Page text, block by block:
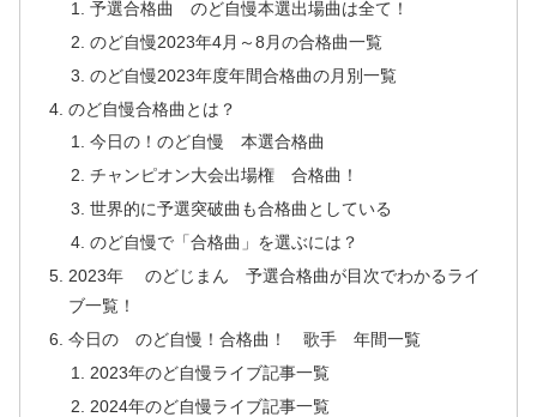
予選合格曲 のど自慢本選出場曲は全て！
のど自慢2023年4月～8月の合格曲一覧
のど自慢2023年度年間合格曲の月別一覧
のど自慢合格曲とは？
今日の！のど自慢 本選合格曲
チャンピオン大会出場権 合格曲！
世界的に予選突破曲も合格曲としている
のど自慢で「合格曲」を選ぶには？
2023年 のどじまん 予選合格曲が目次でわかるライ
ブ一覧！
今日の のど自慢！合格曲！ 歌手 年間一覧
2023年のど自慢ライブ記事一覧
2024年のど自慢ライブ記事一覧